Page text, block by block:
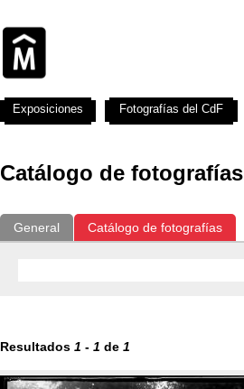
Catálogo de fotografías
General Catálogo de fotografías
Resultados 1 - 1 de 1
Exposiciones Fotografías del CdF